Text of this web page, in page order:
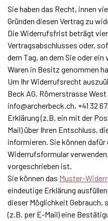
Sie haben das Recht, innen
Gründen diesen Vertrag zu
Die Widerrufsfrist beträgt
Vertragsabschlusses oder,
dem Tag, an dem Sie oder
Waren in Besitz genommen
Um Ihr Widerrufsrecht
Beck AG, Römerstrasse West
info@archerbeck.ch, +41 32
Erklärung (z.B. ein mit der
Mail) über Ihren Entschluss,
informieren. Sie können
Widerrufsformular
vorgeschrieben ist.
Sie können das Muster-
eindeutige Erklärung
dieser Möglichkeit Gebrauch,
(z.B. per E-Mail) eine